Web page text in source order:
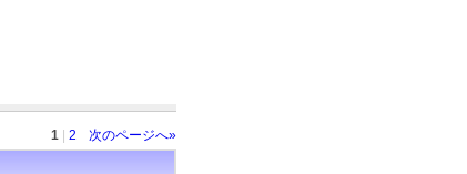
1 2 次のページへ»